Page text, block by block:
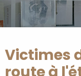
Victimes